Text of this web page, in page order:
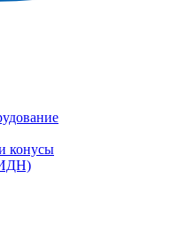
конусы